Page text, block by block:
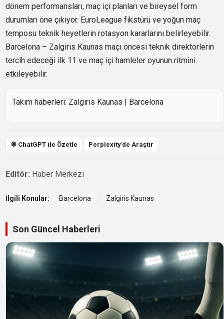
dönem performansları, maç içi planları ve bireysel form
durumları öne çıkıyor. EuroLeague fikstürü ve yoğun maç
temposu teknik heyetlerin rotasyon kararlarını belirleyebilir.
Barcelona – Zalgiris Kaunas maçı öncesi teknik direktörlerin
tercih edeceği ilk 11 ve maç içi hamleler oyunun ritmini
etkileyebilir.
Takım haberleri: Zalgiris Kaunas | Barcelona
֎ ChatGPT ile Özetle Perplexity’de Araştır
Editör: Haber Merkezi
İlgili Konular: Barcelona Zalgiris Kaunas
Son Güncel Haberleri